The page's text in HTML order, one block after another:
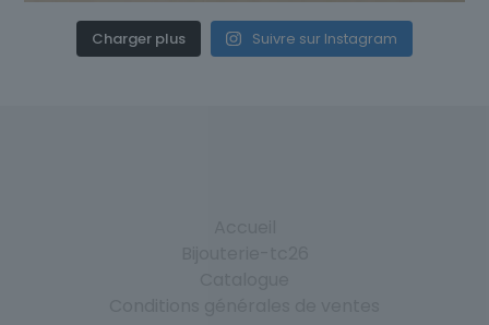
Charger plus Suivre sur Instagram